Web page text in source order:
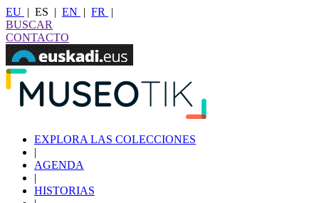
EU | ES | EN | FR
|
BUSCAR
CONTACTO
EXPLORA LAS COLECCIONES
|
AGENDA
|
HISTORIAS